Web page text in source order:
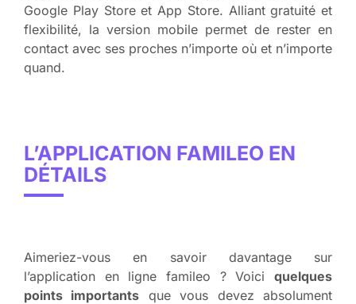
Google Play Store et App Store. Alliant gratuité et
flexibilité, la version mobile permet de rester en
contact avec ses proches n’importe où et n’importe
quand.
L’APPLICATION FAMILEO EN
DÉTAILS
Aimeriez-vous en savoir davantage sur
l’application en ligne famileo ? Voici quelques
points importants que vous devez absolument